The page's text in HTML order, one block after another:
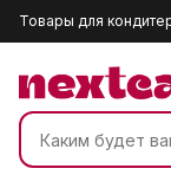
Товары для